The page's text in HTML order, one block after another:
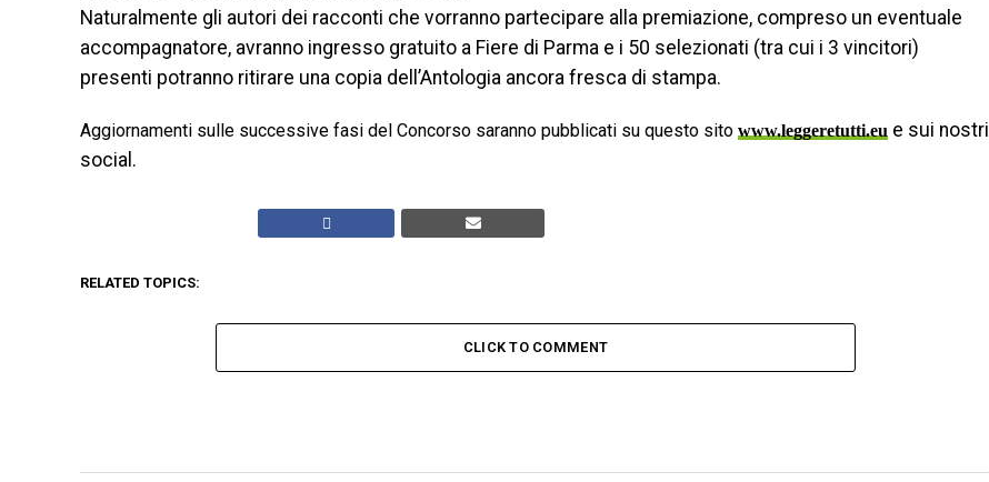
Naturalmente gli autori dei racconti che vorranno partecipare alla premiazione, compreso un eventuale
accompagnatore, avranno ingresso gratuito a Fiere di Parma e i 50 selezionati (tra cui i 3 vincitori)
presenti potranno ritirare una copia dell’Antologia ancora fresca di stampa.
Aggiornamenti sulle successive fasi del Concorso saranno pubblicati su questo sito www.leggeretutti.eu e sui nostri
social.
RELATED TOPICS:
CLICK TO COMMENT